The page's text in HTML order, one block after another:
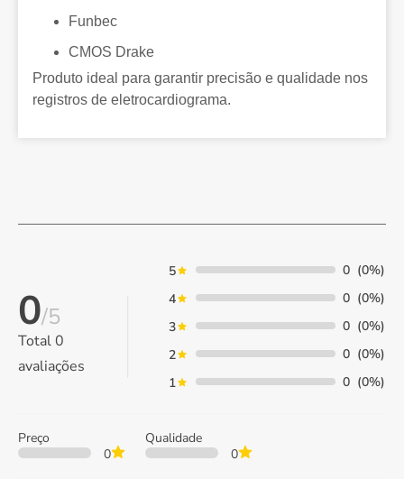
Funbec
CMOS Drake
Produto ideal para garantir precisão e qualidade nos
registros de eletrocardiograma.
0/5
Total0
avaliações
5 0 (0%)
4
0 (0%)
3
0 (0%)
2
0 (0%)
1
0 (0%)
Preço
0
Qualidade
0